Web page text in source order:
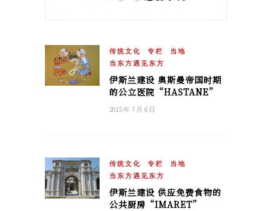
传统文化 专栏
当地
当东方遇见东方
伊斯兰建设 奥斯曼帝国时期
的公立医院“HASTANE”
2015 年 7 月 6 日
传统文化 专栏
当地
当东方遇见东方
伊斯兰建设 供应免费食物的
公共厨房“IMARET”